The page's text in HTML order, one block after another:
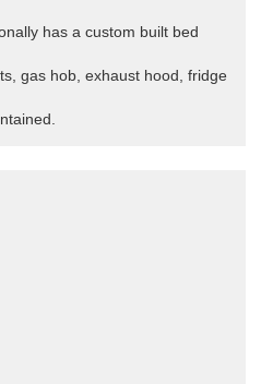
has a custom built bed
gas hob, exhaust hood, fridge